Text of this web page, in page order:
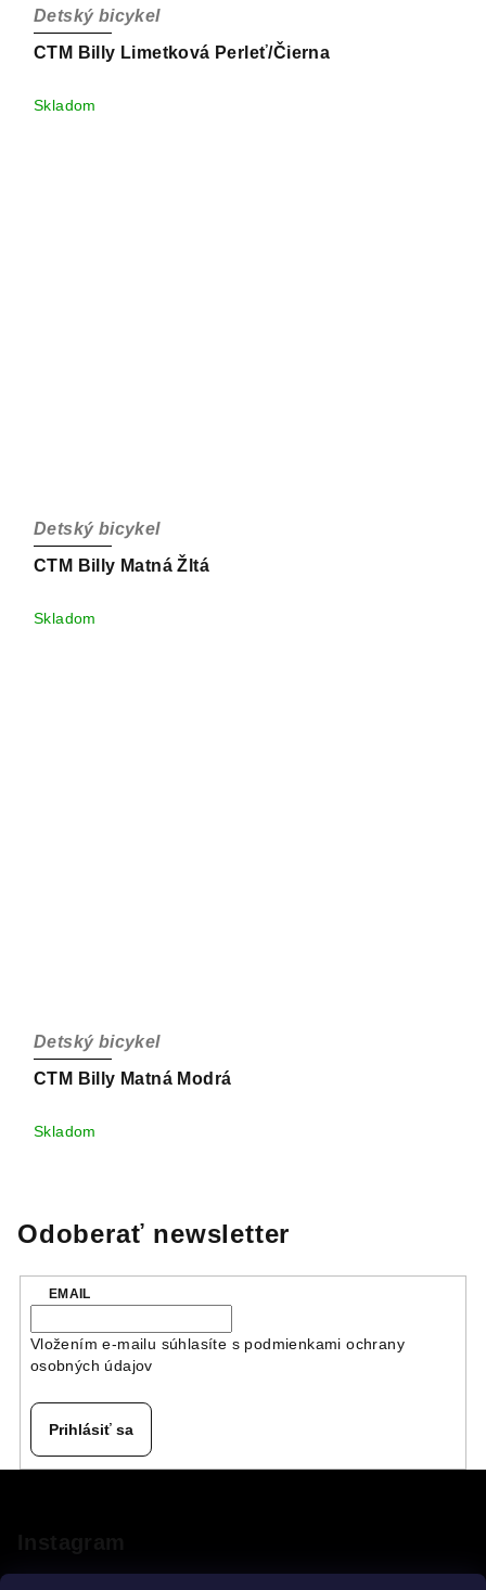
CTM Billy Limetková Perleť/Čierna
Detský bicykel
Skladom
CTM Billy Matná Žltá
Detský bicykel
Skladom
CTM Billy Matná Modrá
Detský bicykel
Skladom
Odoberať newsletter
EMAIL
Vložením e-mailu súhlasíte s podmienkami ochrany
osobných údajov
Prihlásiť sa
ä